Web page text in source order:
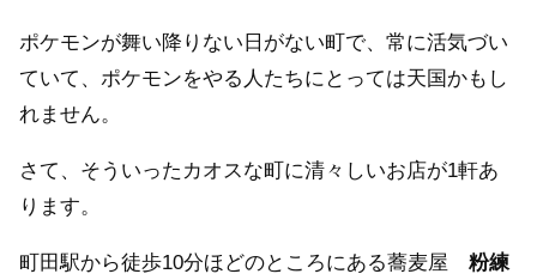
ポケモンが舞い降りない日がない町で、常に活気づい
ていて、ポケモンをやる人たちにとっては天国かもし
れません。
さて、そういったカオスな町に清々しいお店が1軒あ
ります。
町田駅から徒歩10分ほどのところにある蕎麦屋 粉練